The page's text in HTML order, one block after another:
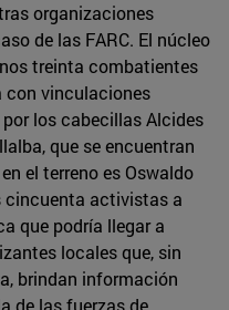
organizaciones
de las FARC. El núcleo
treinta combatientes
con vinculaciones
los cabecillas Alcides
que se encuentran
el terreno es Oswaldo
cincuenta activistas a
que podría llegar a
locales que, sin
brindan información